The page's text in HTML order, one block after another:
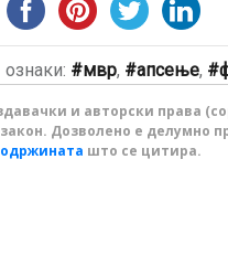
ознаки: мвр, апсење,
и авторски права
Дозволено е делумно
што се цитира.